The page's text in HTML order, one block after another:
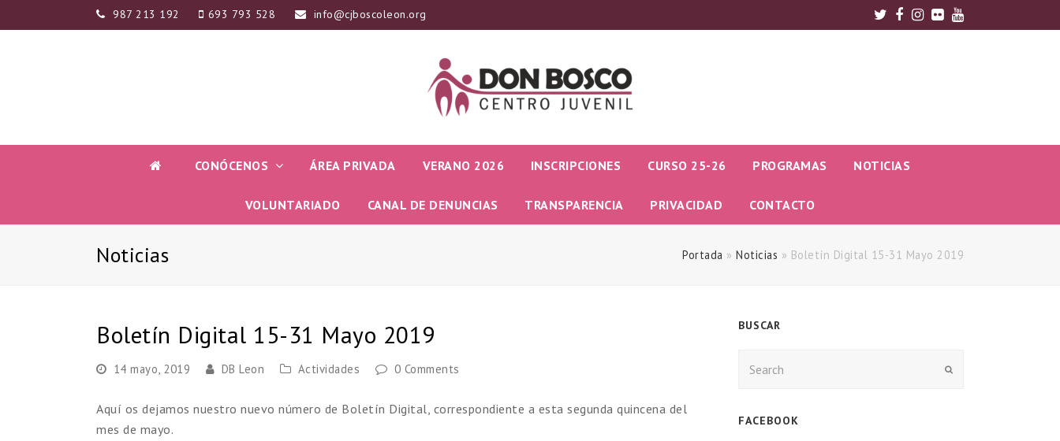
987 213 192 693 793 528 info@cjboscoleon.org Twitter
Facebook
Instagram
FlickrYoutube
CONÓCENOS ÁREA PRIVADA VERANO 2026 INSCRIPCIONES CURSO 25-26 PROGRAMAS NOTICIAS
VOLUNTARIADO CANAL DE DENUNCIAS TRANSPARENCIA PRIVACIDAD CONTACTO
Noticias Portada » Noticias » Boletín Digital 15-31 Mayo 2019
Boletín Digital 15-31 Mayo 2019
14 mayo, 2019 DB Leon Actividades 0 Comments
Aquí os dejamos nuestro nuevo número de Boletín Digital, correspondiente a esta segunda quincena del
mes de mayo.
BUSCAR
FACEBOOK